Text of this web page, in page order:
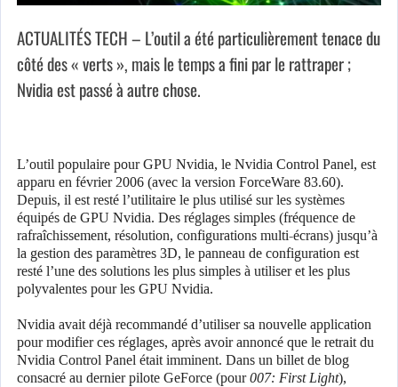
ACTUALITÉS TECH – L’outil a été particulièrement tenace du
côté des « verts », mais le temps a fini par le rattraper ;
Nvidia est passé à autre chose.
L’outil populaire pour GPU Nvidia, le Nvidia Control Panel, est
apparu en février 2006 (avec la version ForceWare 83.60).
Depuis, il est resté l’utilitaire le plus utilisé sur les systèmes
équipés de GPU Nvidia. Des réglages simples (fréquence de
rafraîchissement, résolution, configurations multi-écrans) jusqu’à
la gestion des paramètres 3D, le panneau de configuration est
resté l’une des solutions les plus simples à utiliser et les plus
polyvalentes pour les GPU Nvidia.
Nvidia avait déjà recommandé d’utiliser sa nouvelle application
pour modifier ces réglages, après avoir annoncé que le retrait du
Nvidia Control Panel était imminent. Dans un billet de blog
consacré au dernier pilote GeForce (pour007: First Light),